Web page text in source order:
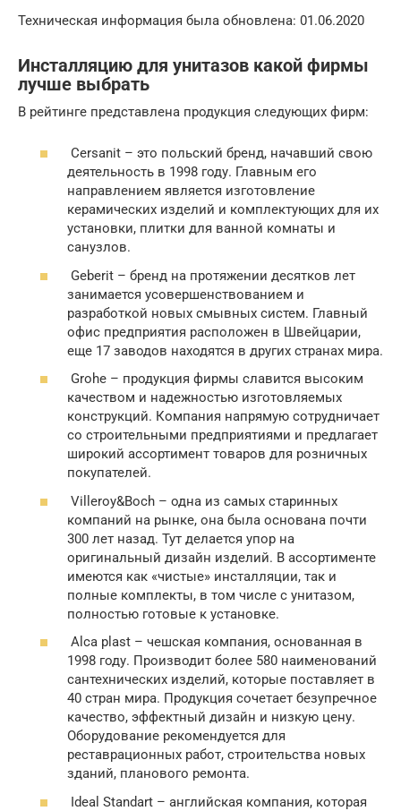
Техническая информация была обновлена: 01.06.2020
Инсталляцию для унитазов какой фирмы
лучше выбрать
В рейтинге представлена продукция следующих фирм:
Cersanit – это польский бренд, начавший свою
деятельность в 1998 году. Главным его
направлением является изготовление
керамических изделий и комплектующих для их
установки, плитки для ванной комнаты и
санузлов.
Geberit – бренд на протяжении десятков лет
занимается усовершенствованием и
разработкой новых смывных систем. Главный
офис предприятия расположен в Швейцарии,
еще 17 заводов находятся в других странах мира.
Grohe – продукция фирмы славится высоким
качеством и надежностью изготовляемых
конструкций. Компания напрямую сотрудничает
со строительными предприятиями и предлагает
широкий ассортимент товаров для розничных
покупателей.
Villeroy&Boch – одна из самых старинных
компаний на рынке, она была основана почти
300 лет назад. Тут делается упор на
оригинальный дизайн изделий. В ассортименте
имеются как «чистые» инсталляции, так и
полные комплекты, в том числе с унитазом,
полностью готовые к установке.
Alca plast – чешская компания, основанная в
1998 году. Производит более 580 наименований
сантехнических изделий, которые поставляет в
40 стран мира. Продукция сочетает безупречное
качество, эффектный дизайн и низкую цену.
Оборудование рекомендуется для
реставрационных работ, строительства новых
зданий, планового ремонта.
Ideal Standart – английская компания, которая